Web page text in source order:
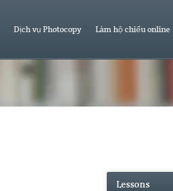
Dịch vụ Photocopy Làm hộ chiếu online
Lessons